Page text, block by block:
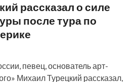
рассказал о силе
после тура по
певец, основатель арт-
Михаил Турецкий рассказал,